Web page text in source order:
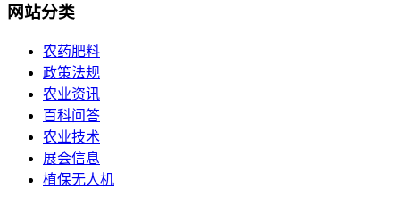
网站分类
农药肥料
政策法规
农业资讯
百科问答
农业技术
展会信息
植保无人机